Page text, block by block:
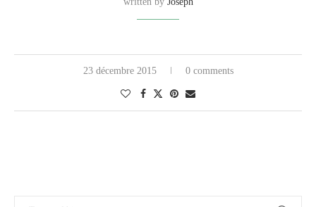
23 décembre 2015 0 comments